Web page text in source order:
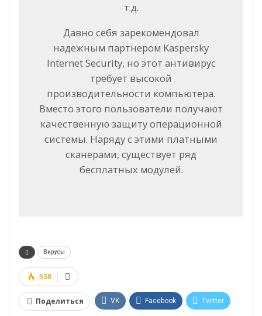
т.д.
Давно себя зарекомендовал
надежным партнером Kaspersky
Internet Security, но этот антивирус
требует высокой
производительности компьютера.
Вместо этого пользователи получают
качественную защиту операционной
системы. Наряду с этими платными
сканерами, существует ряд
бесплатных модулей.
Вирусы
538
Поделиться VK Facebook Twitter